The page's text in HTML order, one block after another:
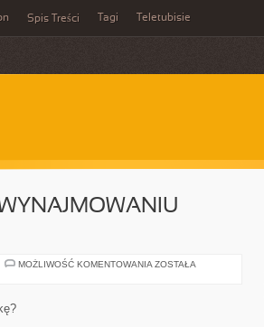
Spis Treści Tagi Teletubisie
MOŻLIWOŚĆ KOMENTOWANIA CO
ZOSTAŁA